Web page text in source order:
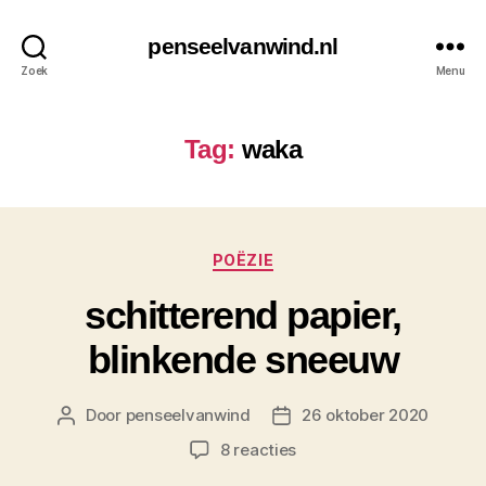
Zoek
penseelvanwind.nl
Menu
Tag: waka
Categorieën
POËZIE
schitterend papier,
blinkende sneeuw
Berichtauteur
Door penseelvanwind Berichtdatum
26 oktober 2020
8 reactiesop